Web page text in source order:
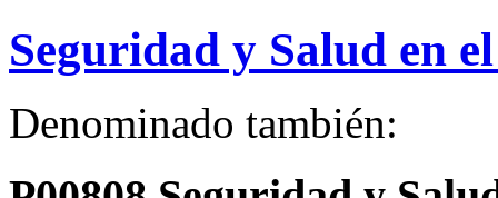
Seguridad y Salud en
Denominado también: